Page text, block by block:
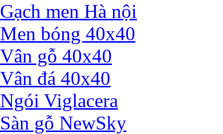
Gạch men Hà nội
Men bóng 40x40
Vân gỗ 40x40
Vân đá 40x40
Ngói Viglacera
Sàn gỗ NewSky